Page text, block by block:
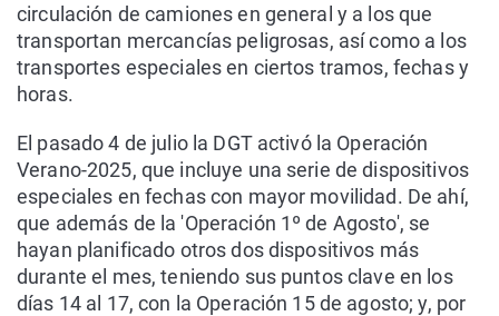
circulación de camiones en general y a los que
transportan mercancías peligrosas, así como a los
transportes especiales en ciertos tramos, fechas y
horas.
El pasado 4 de julio la DGT activó la Operación
Verano-2025, que incluye una serie de dispositivos
especiales en fechas con mayor movilidad. De ahí,
que además de la 'Operación 1º de Agosto', se
hayan planificado otros dos dispositivos más
durante el mes, teniendo sus puntos clave en los
días 14 al 17, con la Operación 15 de agosto; y, por